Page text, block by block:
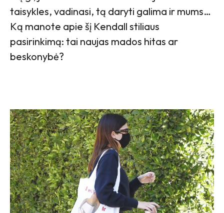
taisykles, vadinasi, tą daryti galima ir mums…
Ką manote apie šį Kendall stiliaus
pasirinkimą: tai naujas mados hitas ar
beskonybė?